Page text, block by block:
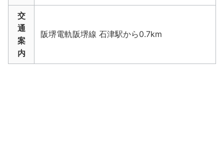
交
通
案
内
阪堺電軌阪堺線 石津駅から0.7km